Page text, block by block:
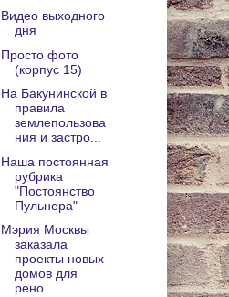
Видео выходного
дня
Просто фото
(корпус 15)
На Бакунинской в
правила
землепользова
ния и застро...
Наша постоянная
рубрика
"Постоянство
Пульнера"
Мэрия Москвы
заказала
проекты новых
домов для
рено...